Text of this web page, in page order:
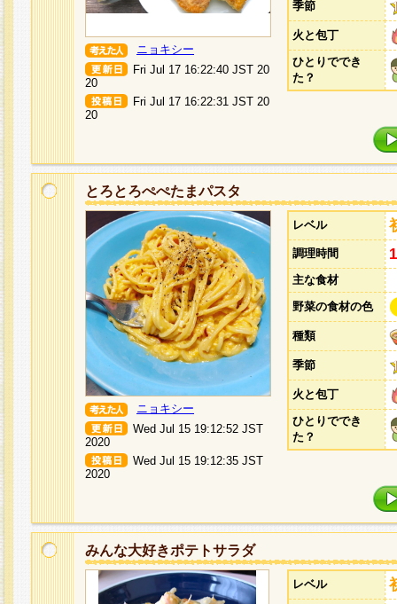
ニョキシー
Fri Jul 17 16:22:40 JST 20
20
Fri Jul 17 16:22:31 JST 20
20
季節
火と包丁
ひとりででき
た？
とろとろぺぺたまパスタ
ニョキシー
Wed Jul 15 19:12:52 JST
2020
Wed Jul 15 19:12:35 JST
2020
レベル
調理時間
主な食材
野菜の食材の色
種類
季節
火と包丁
ひとりででき
た？
みんな大好きポテトサラダ
レベル